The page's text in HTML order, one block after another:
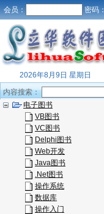
会员： 密码：
2026年8月9日 星期日
内容搜索：
电子图书
VB图书
VC图书
Delphi图书
Web开发
Java图书
.Net图书
操作系统
数据库
操作入门